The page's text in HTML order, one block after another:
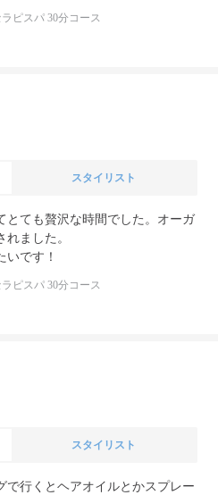
ピスパ 30分コース
スタイリスト
とても贅沢な時間でした。オーガ
ました。
いです！
ピスパ 30分コース
スタイリスト
で行くとヘアオイルとかスプレー